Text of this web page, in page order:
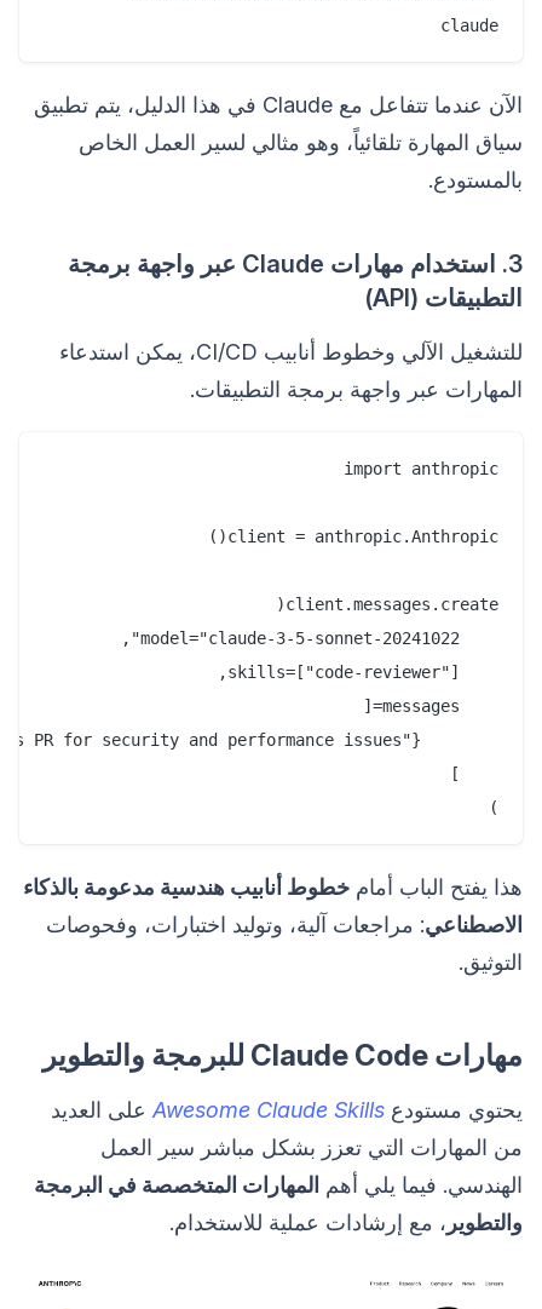
claude
الآن عندما تتفاعل مع Claude في هذا الدليل، يتم تطبيق
سياق المهارة تلقائياً، وهو مثالي لسير العمل الخاص
بالمستودع.
3. استخدام مهارات Claude عبر واجهة برمجة
التطبيقات (API)
للتشغيل الآلي وخطوط أنابيب CI/CD، يمكن استدعاء
المهارات عبر واجهة برمجة التطبيقات.
)
هذا يفتح الباب أمام خطوط أنابيب هندسية مدعومة بالذكاء
الاصطناعي: مراجعات آلية، وتوليد اختبارات، وفحوصات
التوثيق.
مهارات Claude Code للبرمجة والتطوير
يحتوي مستودع Awesome Claude Skills على العديد
من المهارات التي تعزز بشكل مباشر سير العمل
الهندسي. فيما يلي أهم المهارات المتخصصة في البرمجة
والتطوير ، مع إرشادات عملية للاستخدام.